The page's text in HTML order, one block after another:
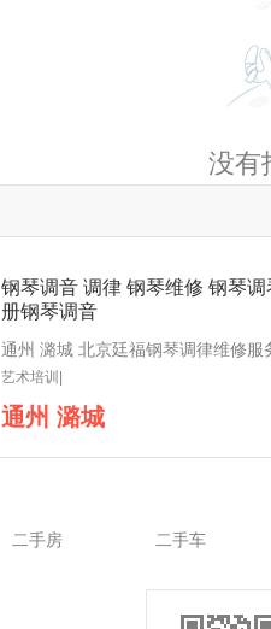
没有
钢琴调音 调律 钢琴维修 钢琴调
册钢琴调音
艺术培训|
通州 潞城
二手房 二手车